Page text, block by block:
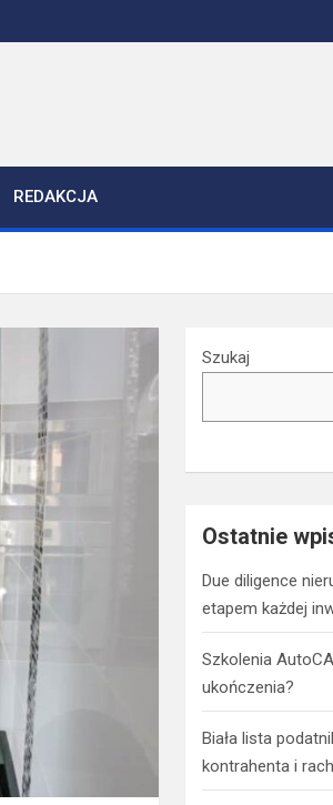
REDAKCJA
Szukaj
Ostatnie
Due diligence
etapem każdej
Szkolenia
ukończenia?
Biała lista
kontrahenta i